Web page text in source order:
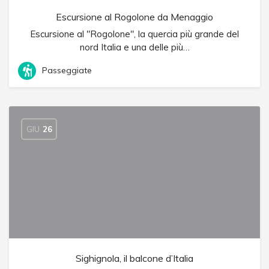
Escursione al Rogolone da Menaggio
Escursione al "Rogolone", la quercia più grande del
nord Italia e una delle più…
Passeggiate
GIU 26
Sighignola, il balcone d’Italia